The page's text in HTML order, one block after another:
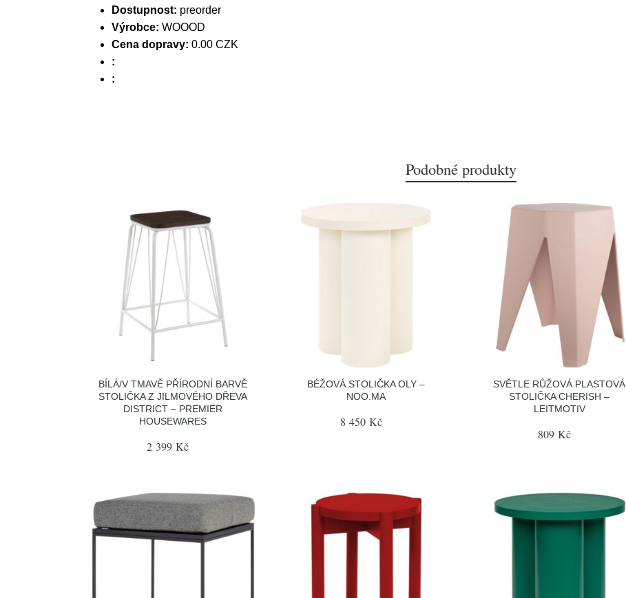
Dostupnost: preorder
Výrobce: WOOOD
Cena dopravy: 0.00 CZK
:
:
Podobné produkty
BÍLÁ/V TMAVĚ PŘÍRODNÍ BARVĚ
STOLIČKA Z JILMOVÉHO DŘEVA
DISTRICT – PREMIER
HOUSEWARES
2 399 Kč
BÉŽOVÁ STOLIČKA OLY –
NOO.MA
8 450 Kč
SVĚTLE RŮŽOVÁ PLASTOVÁ
STOLIČKA CHERISH –
LEITMOTIV
809 Kč